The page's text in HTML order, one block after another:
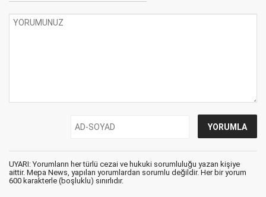
UYARI: Yorumların her türlü cezai ve hukuki sorumluluğu yazan kişiye
aittir. Mepa News, yapılan yorumlardan sorumlu değildir. Her bir yorum
600 karakterle (boşluklu) sınırlıdır.